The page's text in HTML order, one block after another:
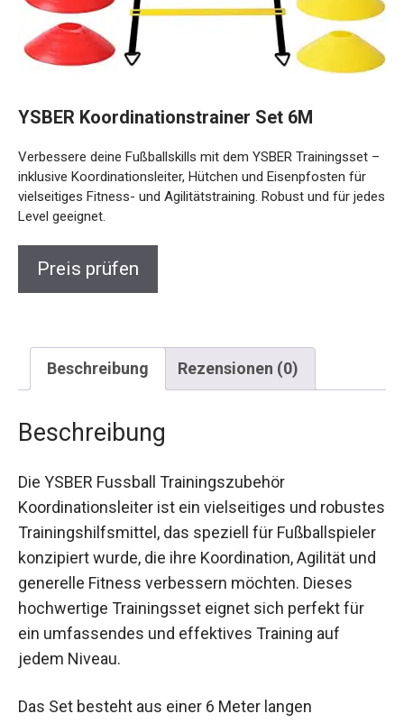
– inklusive Koordinationsleiter, Hütchen und Eisenpfosten
für vielseitiges Fitness- und Agilitätstraining. Robust und für
jedes Level geeignet.
Beschreibung Rezensionen (0)
Beschreibung
Koordinationsleiter ist ein vielseitiges und
robustes Trainingshilfsmittel, das speziell für
Fußballspieler konzipiert wurde, die ihre
Koordination, Agilität und generelle Fitness
verbessern möchten. Dieses hochwertige
Trainingsset eignet sich perfekt für ein
umfassendes und effektives Training auf jedem
Niveau.
Das Set besteht aus einer 6 Meter langen